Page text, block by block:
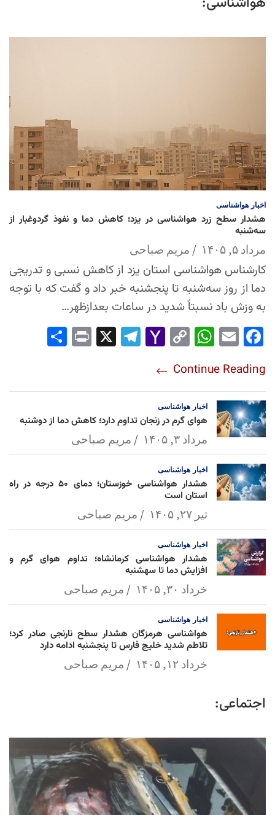
اخبار هواشناسی
هشدار سطح زرد هواشناسی در یزد؛ کاهش دما و نفوذ گردوغبار از
سه‌شنبه
مرداد ۵, ۱۴۰۵ مریم صباحی
کارشناس هواشناسی استان یزد از کاهش نسبی و تدریجی
دما از روز سه‌شنبه تا پنجشنبه خبر داد و گفت که با توجه
به وزش باد نسبتاً شدید در ساعات بعدازظهر…
Fac
ok
Em
Wh
Ap
p
Co
Lin
k
Yah
l
Tel
Pri
Continue Reading
اخبار هواشناسی
هوای گرم در زنجان تداوم دارد؛ کاهش دما از دوشنبه
مرداد ۳, ۱۴۰۵ مریم صباحی
اخبار هواشناسی
هشدار هواشناسی خوزستان؛ دمای ۵۰ درجه در راه
استان است
تیر ۲۷, ۱۴۰۵ مریم صباحی
اخبار هواشناسی
هشدار هواشناسی کرمانشاه؛ تداوم هوای گرم و
افزایش دما تا سهشنبه
خرداد ۳۰, ۱۴۰۵ مریم صباحی
اخبار هواشناسی
هواشناسی هرمزگان هشدار سطح نارنجی صادر کرد؛
تلاطم شدید خلیج فارس تا پنجشنبه ادامه دارد
خرداد ۱۲, ۱۴۰۵ مریم صباحی
اجتماعی: